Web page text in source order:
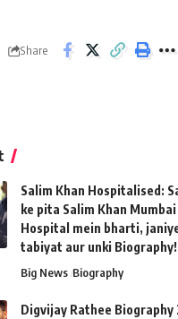
Share
Salim Khan Hospitalised:
ke pita Salim Khan
Hospital mein bharti,
tabiyat aur unki Biography!
Big News Biography
Digvijay Rathee Biography